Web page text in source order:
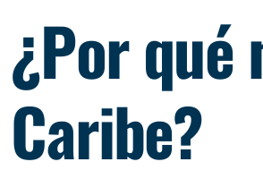
¿Por qué
Caribe?